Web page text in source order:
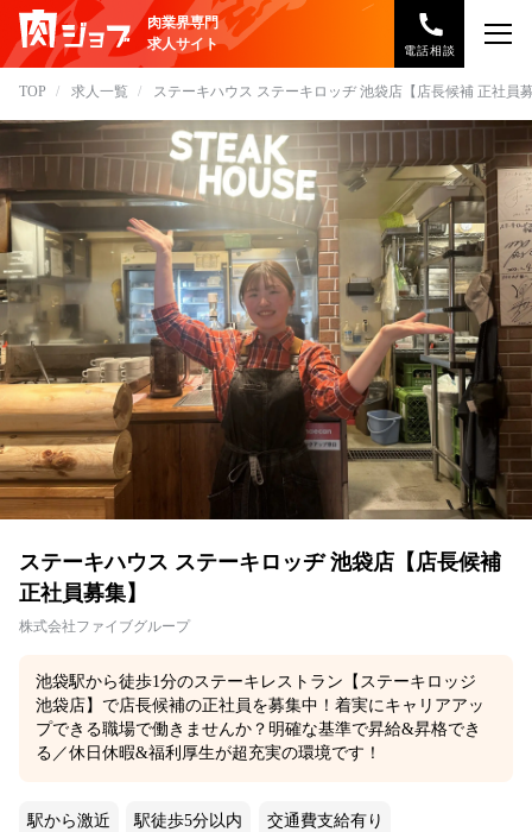
肉業界専門
求人サイト
電話相談
TOP 求人一覧 ステーキハウス ステーキロッヂ 池袋店【店長候補 正社員
ステーキハウス ステーキロッヂ 池袋店【店長候補
正社員募集】
株式会社ファイブグループ
池袋駅から徒歩1分のステーキレストラン【ステーキロッジ
池袋店】で店長候補の正社員を募集中！着実にキャリアアッ
プできる職場で働きませんか？明確な基準で昇給&昇格でき
る／休日休暇&福利厚生が超充実の環境です！
駅から激近 駅徒歩5分以内 交通費支給有り